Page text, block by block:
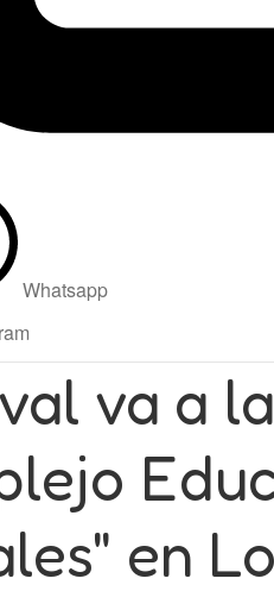
Whatsapp
va a
en